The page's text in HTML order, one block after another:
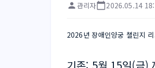
관리자 2026.05.14
2026년 장애인양궁 챌린지
기존: 5월 15일(금)